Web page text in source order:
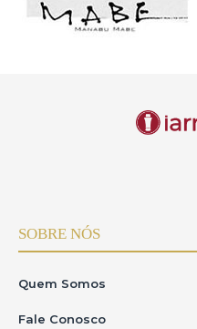
SOBRE NÓS
Quem Somos
Fale Conosco